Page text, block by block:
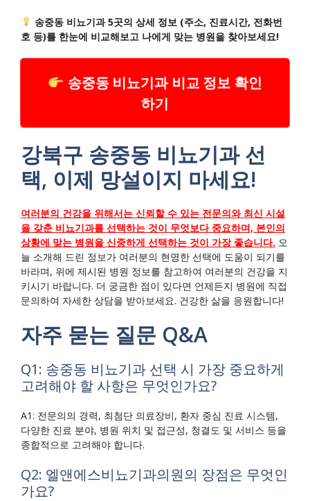
송중동 비뇨기과 5곳의 상세 정보 (주소, 진료시간, 전화번
호 등)를 한눈에 비교해보고 나에게 맞는 병원을 찾아보세요!
송중동 비뇨기과 비교 정보 확인
하기
강북구 송중동 비뇨기과 선
택, 이제 망설이지 마세요!
여러분의 건강을 위해서는 신뢰할 수 있는 전문의와 최신 시설
을 갖춘 비뇨기과를 선택하는 것이 무엇보다 중요하며, 본인의
상황에 맞는 병원을 신중하게 선택하는 것이 가장 좋습니다. 오
늘 소개해 드린 정보가 여러분의 현명한 선택에 도움이 되기를
바라며, 위에 제시된 병원 정보를 참고하여 여러분의 건강을 지
키시기 바랍니다. 더 궁금한 점이 있다면 언제든지 병원에 직접
문의하여 자세한 상담을 받아보세요. 건강한 삶을 응원합니다!
자주 묻는 질문 Q&A
Q1: 송중동 비뇨기과 선택 시 가장 중요하게
고려해야 할 사항은 무엇인가요?
A1: 전문의의 경력, 최첨단 의료장비, 환자 중심 진료 시스템,
다양한 진료 분야, 병원 위치 및 접근성, 청결도 및 서비스 등을
종합적으로 고려해야 합니다.
Q2: 엘앤에스비뇨기과의원의 장점은 무엇인
가요?